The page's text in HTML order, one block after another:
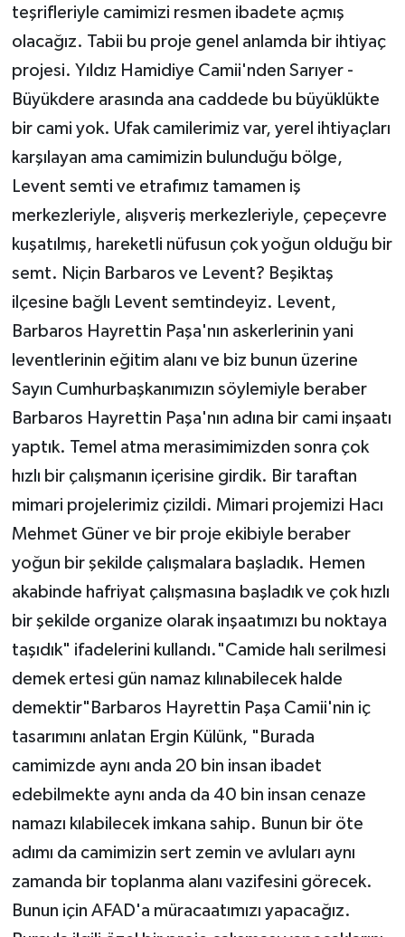
teşrifleriyle camimizi resmen ibadete açmış
olacağız. Tabii bu proje genel anlamda bir ihtiyaç
projesi. Yıldız Hamidiye Camii'nden Sarıyer -
Büyükdere arasında ana caddede bu büyüklükte
bir cami yok. Ufak camilerimiz var, yerel ihtiyaçları
karşılayan ama camimizin bulunduğu bölge,
Levent semti ve etrafımız tamamen iş
merkezleriyle, alışveriş merkezleriyle, çepeçevre
kuşatılmış, hareketli nüfusun çok yoğun olduğu bir
semt. Niçin Barbaros ve Levent? Beşiktaş
ilçesine bağlı Levent semtindeyiz. Levent,
Barbaros Hayrettin Paşa'nın askerlerinin yani
leventlerinin eğitim alanı ve biz bunun üzerine
Sayın Cumhurbaşkanımızın söylemiyle beraber
Barbaros Hayrettin Paşa'nın adına bir cami inşaatı
yaptık. Temel atma merasimimizden sonra çok
hızlı bir çalışmanın içerisine girdik. Bir taraftan
mimari projelerimiz çizildi. Mimari projemizi Hacı
Mehmet Güner ve bir proje ekibiyle beraber
yoğun bir şekilde çalışmalara başladık. Hemen
akabinde hafriyat çalışmasına başladık ve çok hızlı
bir şekilde organize olarak inşaatımızı bu noktaya
taşıdık" ifadelerini kullandı."Camide halı serilmesi
demek ertesi gün namaz kılınabilecek halde
demektir"Barbaros Hayrettin Paşa Camii'nin iç
tasarımını anlatan Ergin Külünk, "Burada
camimizde aynı anda 20 bin insan ibadet
edebilmekte aynı anda da 40 bin insan cenaze
namazı kılabilecek imkana sahip. Bunun bir öte
adımı da camimizin sert zemin ve avluları aynı
zamanda bir toplanma alanı vazifesini görecek.
Bunun için AFAD'a müracaatımızı yapacağız.